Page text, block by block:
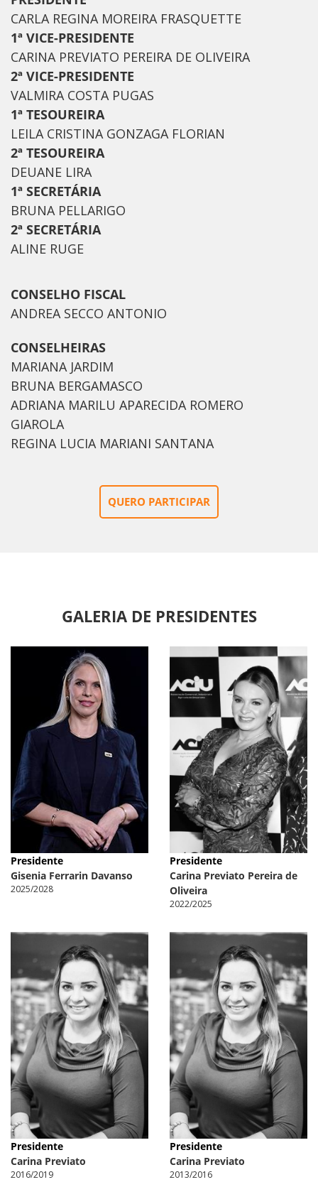
CARLA REGINA MOREIRA FRASQUETTE
1ª VICE-PRESIDENTE
CARINA PREVIATO PEREIRA DE OLIVEIRA
2ª VICE-PRESIDENTE
VALMIRA COSTA PUGAS
1ª TESOUREIRA
LEILA CRISTINA GONZAGA FLORIAN
2ª TESOUREIRA
DEUANE LIRA
1ª SECRETÁRIA
BRUNA PELLARIGO
2ª SECRETÁRIA
ALINE RUGE
CONSELHO FISCAL
ANDREA SECCO ANTONIO
CONSELHEIRAS
MARIANA JARDIM
BRUNA BERGAMASCO
ADRIANA MARILU APARECIDA ROMERO
GIAROLA
REGINA LUCIA MARIANI SANTANA
QUERO PARTICIPAR
GALERIA DE PRESIDENTES
Presidente
Gisenia Ferrarin Davanso
2025/2028
Presidente
Carina Previato Pereira de
Oliveira
2022/2025
Presidente
Carina Previato
2016/2019
Presidente
Carina Previato
2013/2016